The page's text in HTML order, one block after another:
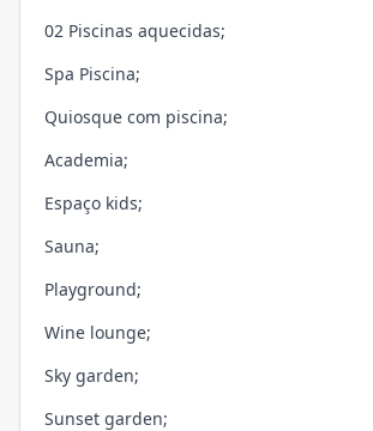
02 Piscinas aquecidas;
Spa Piscina;
Quiosque com piscina;
Academia;
Espaço kids;
Sauna;
Playground;
Wine lounge;
Sky garden;
Sunset garden;